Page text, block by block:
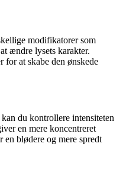
modifikatorer som
ændre lysets karakter.
for at skabe den ønskede
du kontrollere intensiteten
en mere koncentreret
en blødere og mere spredt